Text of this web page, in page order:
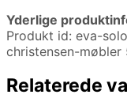
Yderlige
Produkt id: eva-
christensen-møbler
Relaterede